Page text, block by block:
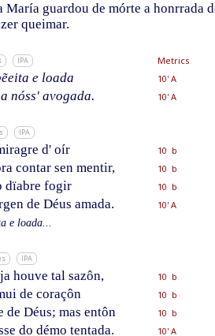
María guardou de mórte a honrrada
queimar.
IPA
Metrics
e loada
10' A
nóss' avogada. 10' A
IPA
d' oír
10 b
contar sen mentir,
10 b
dïabre fogir
10 b
de Déus amada.
10' A
e loada...
IPA
houve tal sazôn,
10 b
de coraçôn
10 b
de Déus; mas entôn
10 b
do démo tentada.
10' A